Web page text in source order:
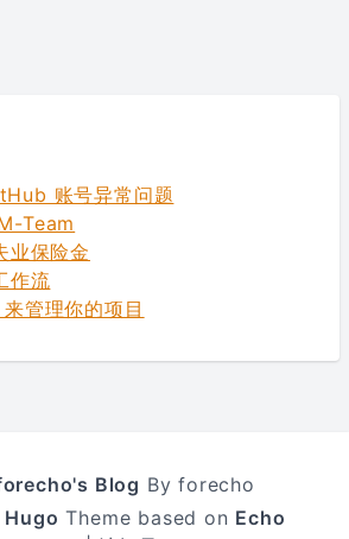
账号异常问题
Team
业保险金
作流
管理你的项目
Blog By forecho
Hugo Theme based on Echo